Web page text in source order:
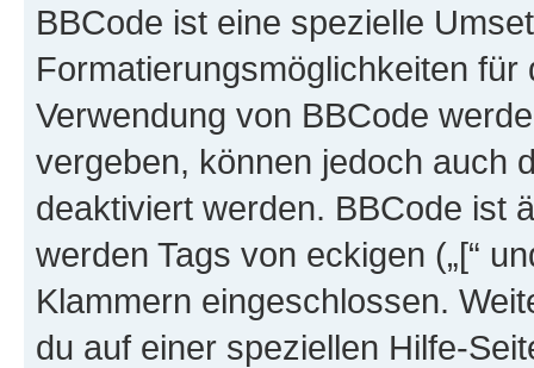
BBCode ist eine spezielle
Formatierungsmöglichkeiten
Verwendung von BBCode
vergeben, können jedoch auch
deaktiviert werden. BBCode ist
werden Tags von eckigen („[“
Klammern eingeschlossen.
du auf einer speziellen Hilfe-